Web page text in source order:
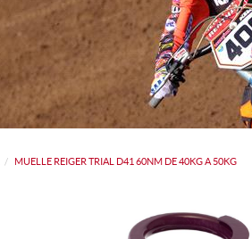
MUELLE REIGER TRIAL D41 60NM DE 40KG A 50KG